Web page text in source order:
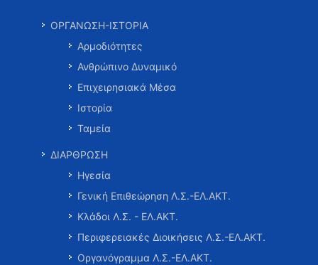
ΟΡΓΑΝΩΣΗ-ΙΣΤΟΡΙΑ
Αρμοδιότητες
Ανθρώπινο Δυναμικό
Επιχειρησιακά Μέσα
Ιστορία
Ταμεία
ΔΙΑΡΘΡΩΣΗ
Ηγεσία
Γενική Επιθεώρηση Λ.Σ.-ΕΛ.ΑΚΤ.
Κλάδοι Λ.Σ. - ΕΛ.ΑΚΤ.
Περιφερειακές Διοικήσεις Λ.Σ.-ΕΛ.ΑΚΤ.
Οργανόγραμμα Λ.Σ.-ΕΛ.ΑΚΤ.